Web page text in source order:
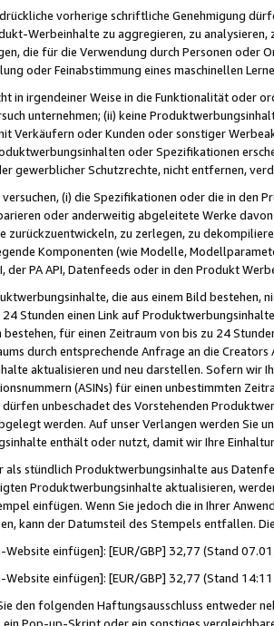
vorherige schriftliche Genehmigung
Werbeinhalte zu aggregieren, zu
die für die Verwendung durch Personen
oder Feinabstimmung eines maschinellen
in irgendeiner Weise in die Funktionalität oder
unternehmen; (ii) keine
Verkäufern oder Kunden oder sonstiger
oder Spezifikationen
gewerblicher Schutzrechte, nicht entfernen,
versuchen, (i) die Spezifikationen oder die in
oder anderweitig abgeleitete Werke
zurückzuentwickeln, zu zerlegen, zu
Komponenten (wie Modelle,
der PA API, Datenfeeds oder in den Produkt
die aus einem Bild bestehen,
Stunden einen Link auf
für einen Zeitraum von bis zu 24
durch entsprechende Anfrage an die
aktualisieren und neu darstellen. Sofern wir
(ASINs) für einen unbestimmten
dürfen unbeschadet des Vorstehenden
werden. Auf unser Verlangen werden Sie
enthält oder nutzt, damit wir Ihre
als stündlich Produktwerbungsinhalte aus
Produktwerbungsinhalte aktualisieren,
einfügen. Wenn Sie jedoch die in Ihrer
kann der Datumsteil des Stempels entfallen.
Website einfügen]: [EUR/GBP] 32,77 (Stand
Website einfügen]: [EUR/GBP] 32,77 (Stand
den folgenden Haftungsausschluss entweder
ein Pop-up-Skript oder ein sonstiges